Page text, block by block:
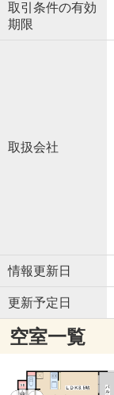
取引条件の有効
期限
取扱会社
情報更新日
更新予定日
空室一覧